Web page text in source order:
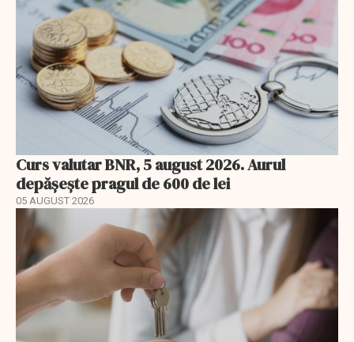
Curs valutar BNR, 5 august 2026. Aurul
depășește pragul de 600 de lei
05 AUGUST 2026